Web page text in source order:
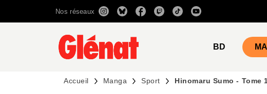
RECHERCHE CONTENU
Nos réseaux
BD
Accueil Manga Sport Hinomaru Sumo - Tome